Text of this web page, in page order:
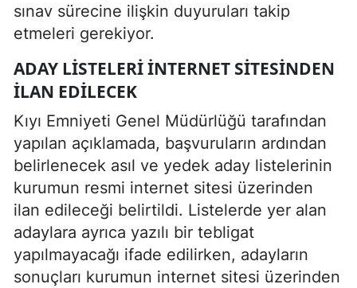
sınav sürecine ilişkin duyuruları takip
etmeleri gerekiyor.
ADAY LISTELERI İNTERNET SITESINDEN
İLAN EDILECEK
Kıyı Emniyeti Genel Müdürlüğü tarafından
yapılan açıklamada, başvuruların ardından
belirlenecek asıl ve yedek aday listelerinin
kurumun resmi internet sitesi üzerinden
ilan edileceği belirtildi. Listelerde yer alan
adaylara ayrıca yazılı bir tebligat
yapılmayacağı ifade edilirken, adayların
sonuçları kurumun internet sitesi üzerinden